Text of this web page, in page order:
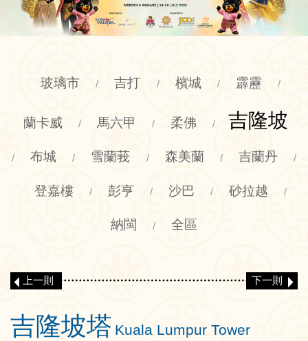
玻璃市 / 吉打 / 檳城 / 霹靂 /
蘭卡威 / 馬六甲 / 柔佛 / 吉隆坡
/ 布城 / 雪蘭莪 / 森美蘭 / 吉蘭丹 /
登嘉樓 / 彭亨 / 沙巴 / 砂拉越 /
納閩 / 全區
上一則 下一則
吉隆坡塔 Kuala Lumpur Tower